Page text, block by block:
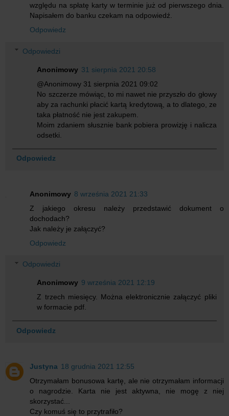
względu na spłatę karty w terminie już od pierwszego dnia.
Napisałem do banku czekam na odpowiedź.
Odpowiedz
Odpowiedzi
Anonimowy 31 sierpnia 2021 20:58
@Anonimowy 31 sierpnia 2021 09:02
No szczerze mówiąc, to mi nawet nie przyszło do głowy
aby za rachunki płacić kartą kredytową, a to dlatego, ze
taka płatność nie jest zakupem.
Moim zdaniem słusznie bank pobiera prowizję i nalicza
odsetki.
Odpowiedz
Anonimowy 8 września 2021 21:33
Z jakiego okresu należy przedstawić dokument o
dochodach?
Jak należy je załączyć?
Odpowiedz
Odpowiedzi
Anonimowy 9 września 2021 12:19
Z trzech miesięcy. Można elektronicznie załączyć pliki
w formacie pdf.
Odpowiedz
Justyna 18 grudnia 2021 12:55
Otrzymałam bonusowa kartę, ale nie otrzymałam informacji
o nagrodzie. Karta nie jest aktywna, nie mogę z niej
skorzystać...
Czy komuś się to przytrafiło?